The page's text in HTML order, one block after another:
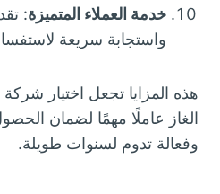
خدمة العملاء المتميزة:
واستجابة سريعة
هذه المزايا تجعل اختيار
الغاز عاملًا مهمًا لضمان
وفعالة تدوم لسنوات طويلة.